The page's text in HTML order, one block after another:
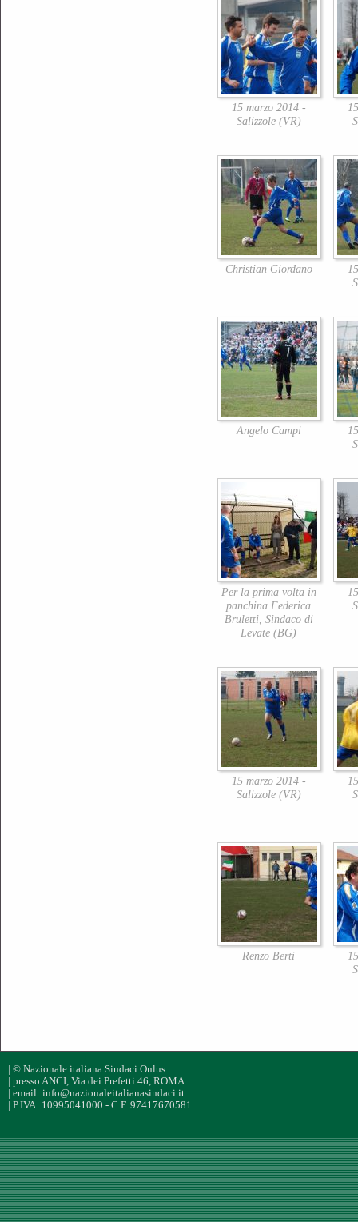
15 marzo 2014 -
Salizzole (VR)
Christian Giordano
Angelo Campi
Per la prima volta in
panchina Federica
Bruletti, Sindaco di
Levate (BG)
15 marzo 2014 -
Salizzole (VR)
Renzo Berti
| © Nazionale italiana Sindaci Onlus
| presso ANCI, Via dei Prefetti 46, ROMA
| email: info@nazionaleitalianasindaci.it
| P.IVA: 10995041000 - C.F. 97417670581